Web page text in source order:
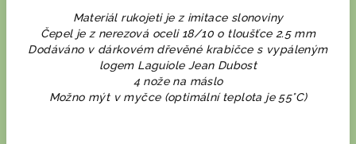
Materiál rukojeti je z imitace slonoviny
Čepel je z nerezová oceli 18/10 o tloušťce 2.5 mm
Dodáváno v dárkovém dřevěné krabičce s vypáleným
logem Laguiole Jean Dubost
4 nože na máslo
Možno mýt v myčce (optimální teplota je 55°C)